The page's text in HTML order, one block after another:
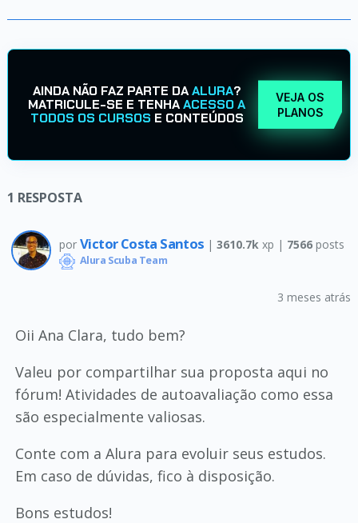
AINDA NÃO FAZ PARTE DAALURA?
MATRICULE-SE E TENHAACESSO A
TODOS OS CURSOS E CONTEÚDOS
VEJA OS
PLANOS
1 RESPOSTA
por Victor Costa Santos | 3610.7k xp | 7566posts
Alura Scuba Team
3 meses atrás
Oii Ana Clara, tudo bem?
Valeu por compartilhar sua proposta aqui no
fórum! Atividades de autoavaliação como essa
são especialmente valiosas.
Conte com a Alura para evoluir seus estudos.
Em caso de dúvidas, fico à disposição.
Bons estudos!